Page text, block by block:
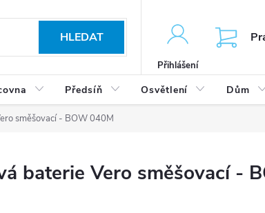
HLEDAT
Přihlášení
Předsíň Osvětlení Dům
směšovací - BOW 040M
baterie Vero směšovací -